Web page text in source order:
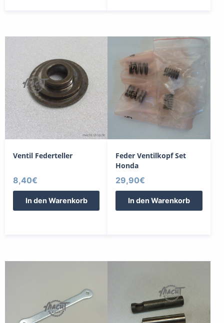
Ventil Federteller
8,40€
In den Warenkorb
Feder Ventilkopf Set
Honda
29,90€
In den Warenkorb